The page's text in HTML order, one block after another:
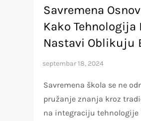
Savremena
Kako
Nastavi Oblikuju
Savremena škola se ne
pružanje znanja kroz
na integraciju tehnologije